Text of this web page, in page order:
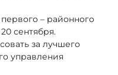
– районного
сентября.
за лучшего
управления